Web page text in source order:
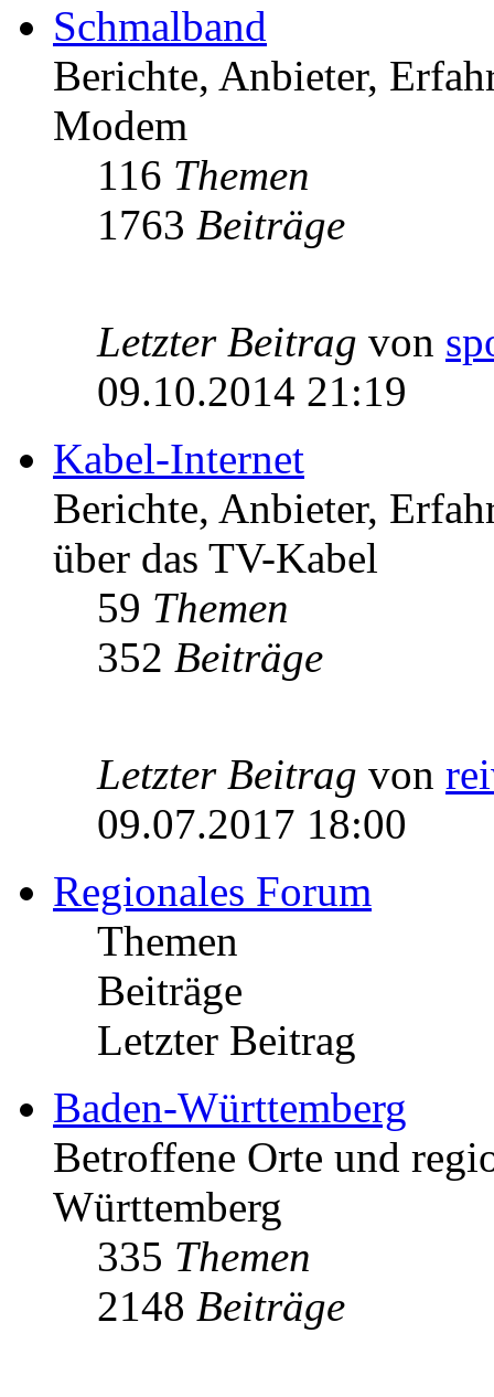
Schmalband
Berichte, Anbieter,
Modem
116 Themen
1763 Beiträge
Letzter Beitrag von
09.10.2014 21:19
Kabel-Internet
Berichte, Anbieter,
über das TV-Kabel
59 Themen
352 Beiträge
Letzter Beitrag von
09.07.2017 18:00
Regionales Forum
Themen
Beiträge
Letzter Beitrag
Baden-Württemberg
Betroffene Orte und
Württemberg
335 Themen
2148 Beiträge